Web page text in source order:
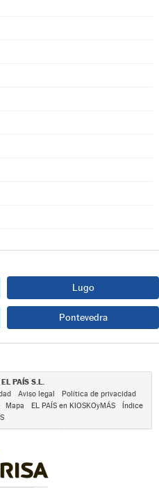
Lugo
Pontevedra
PAÍS S.L.
Aviso legal
Política de privacidad
Mapa EL PAÍS en KIOSKOyMÁS
Índice